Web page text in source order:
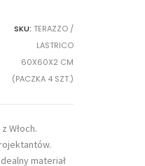
SKU: TERAZZO /
LASTRICO
60X60X2 CM
(PACZKA 4 SZT.)
Włoch.
materiał